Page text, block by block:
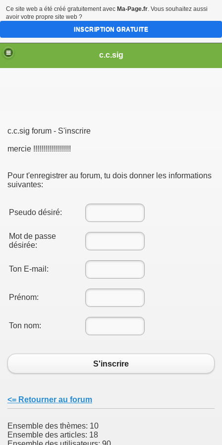
c.c.sig
c.c.sig forum - S'inscrire
mercie !!!!!!!!!!!!!!!!!!!
Pour t'enregistrer au forum, tu dois donner les informations
suivantes:
Pseudo désiré:
Mot de passe
désirée:
Ton E-mail:
Prénom:
Ton nom:
S'inscrire
<= Retourner au forum
Ensemble des thèmes: 10
Ensemble des articles: 18
Ce site web a été créé gratuitement avec Ma-Page.fr. Vous souhaitez aussi
avoir votre propre site web ?
INSCRIPTION GRATUITE